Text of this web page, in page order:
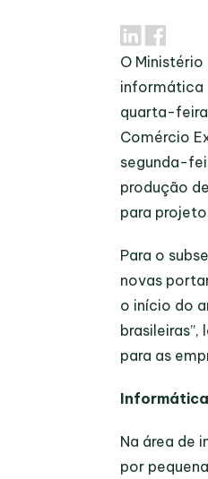
O
informática
quarta-
Comércio
segunda-
produção
para
Para o
novas
o início do
para as
Informática
Na área de
por